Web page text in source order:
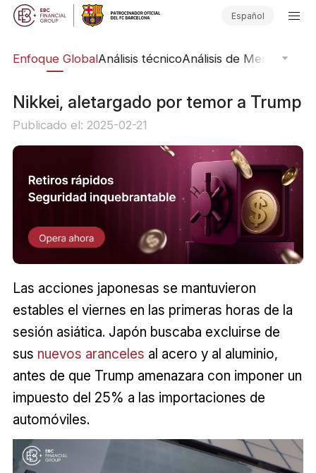
Español
Enfoque GlobalAnálisis técnicoAnálisis de Mercado
Nikkei, aletargado por temor a Trump
Publicado el: 2025-02-21
Las acciones japonesas se mantuvieron
estables el viernes en las primeras horas de la
sesión asiática. Japón buscaba excluirse de
sus nuevos aranceles al acero y al aluminio,
antes de que Trump amenazara con imponer un
impuesto del 25% a las importaciones de
automóviles.